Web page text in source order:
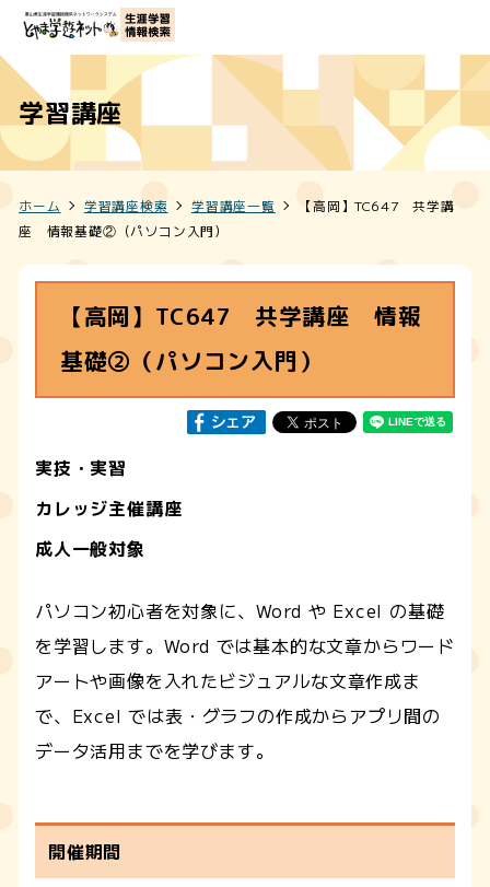
学習講座
ホーム 学習講座検索 学習講座一覧
【高岡】TC647 共学講
座 情報基礎②（パソコン入門）
【高岡】TC647 共学講座 情報
基礎②（パソコン入門）
実技・実習
カレッジ主催講座
成人一般対象
パソコン初心者を対象に、Word や Excel の基礎
を学習します。Word では基本的な文章からワード
アートや画像を入れたビジュアルな文章作成ま
で、Excel では表・グラフの作成からアプリ間の
データ活用までを学びます。
開催期間